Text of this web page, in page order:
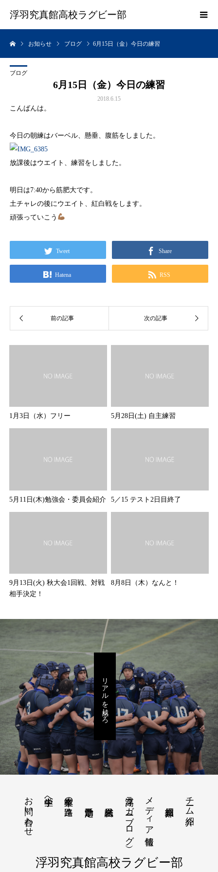
浮羽究真館高校ラグビー部
お知らせ ブログ 6月15日（金）今日の練習
ブログ
6月15日（金）今日の練習
2018.6.15
こんばんは。
今日の朝練はバーベル、懸垂、腹筋をしました。
放課後はウエイト、練習をしました。
明日は7:40から筋肥大です。
土チャレの後にウエイト、紅白戦をします。
頑張っていこう
Tweet Share
Hatena RSS
1月3日（水）フリー 5月28日(土) 自主練習
5月11日(木)勉強会・委員会紹介 5／15 テスト2日目終了
9月13日(火) 秋大会1回戦、対戦
相手決定！
8月8日（木）なんと！
リアルを感じろ
チーム紹介
メディア情報
浮高ラガー（ブログ）
卒業生の進路
中学生へ
お問い合わせ
浮羽究真館高校ラグビー部